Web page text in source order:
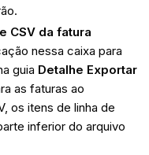
CSV da fatura
nessa caixa para
guia Detalhe Exportar
as faturas ao
os itens de linha de
inferior do arquivo